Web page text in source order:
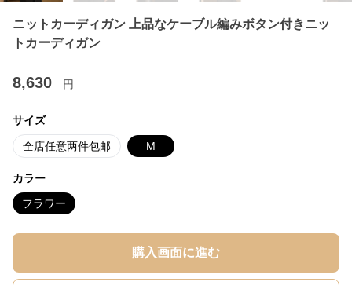
ニットカーディガン 上品なケーブル編みボタン付きニッ
トカーディガン
8,630 円
サイズ
全店任意两件包邮 M
カラー
フラワー
購入画面に進む